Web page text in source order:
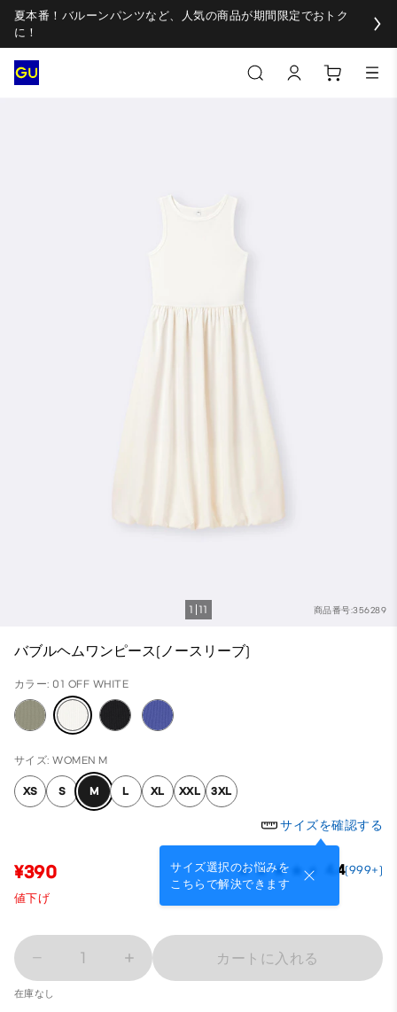
夏本番！バルーンパンツなど、人気の商品が期間限定でおトク
に！
商品番号:356289
1 11
バブルヘムワンピース(ノースリーブ)
カラー: 01 OFF WHITE
サイズ: WOMEN M
XS S M L XL XXL 3XL
サイズを確認する
サイズ選択のお悩みを
こちらで解決できます
¥390 4.4(999+)
値下げ
1 カートに入れる
在庫なし